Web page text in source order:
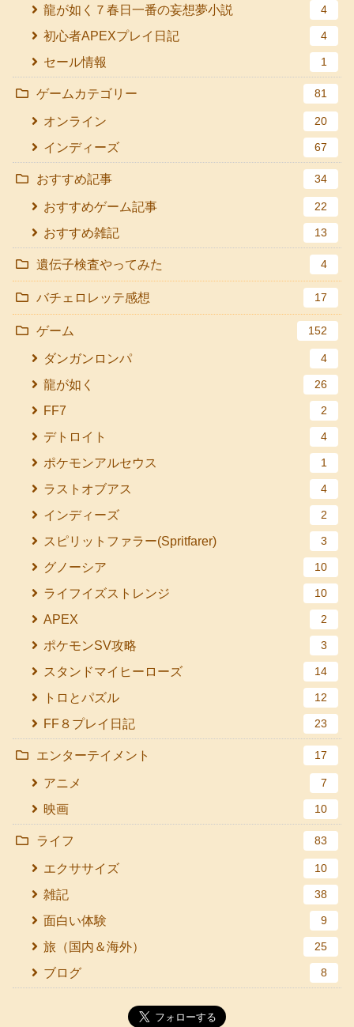
龍が如く７春日一番の妄想夢小説 4
初心者APEXプレイ日記 4
セール情報 1
ゲームカテゴリー 81
オンライン 20
インディーズ 67
おすすめ記事 34
おすすめゲーム記事 22
おすすめ雑記 13
遺伝子検査やってみた 4
バチェロレッテ感想 17
ゲーム 152
ダンガンロンパ 4
龍が如く 26
FF7 2
デトロイト 4
ポケモンアルセウス 1
ラストオブアス 4
インディーズ 2
スピリットファラー(Spritfarer) 3
グノーシア 10
ライフイズストレンジ 10
APEX 2
ポケモンSV攻略 3
スタンドマイヒーローズ 14
トロとパズル 12
FF８プレイ日記 23
エンターテイメント 17
アニメ 7
映画 10
ライフ 83
エクササイズ 10
雑記 38
面白い体験 9
旅（国内＆海外） 25
ブログ 8